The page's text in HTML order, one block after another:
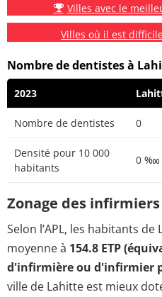
Villes avec le
Villes où il est
Nombre de dentistes à
2023
Nombre de dentistes 0
Densité pour 10 000
habitants
0 ‱
Zonage des
Selon l’APL, les habitants
moyenne à 154.8 ETP
d'infirmière ou d'infirmier
ville de Lahitte est mieux